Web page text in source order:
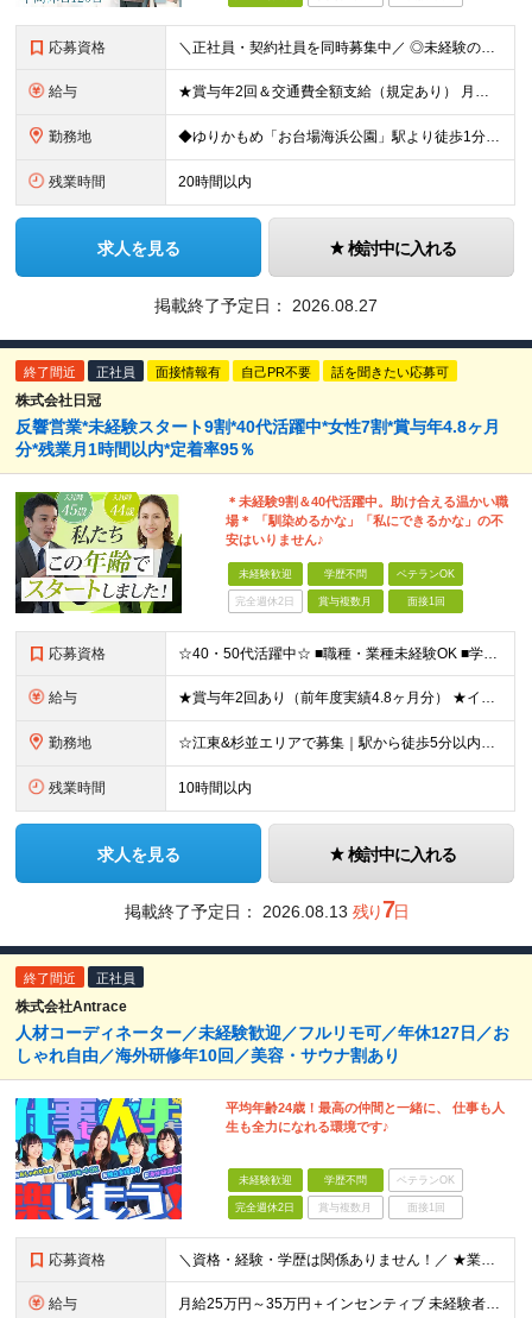
応募資格 ＼正社員・契約社員を同時募集中／ ◎未経験の方も歓迎！ ◎学歴・経験不問 ≪契約社員のみ更新あり≫ ※契約の更新 有（契約期間満了時に判断） ※3か月更新以降6か月更新。6か月後正社員登用試験の資格
給与 ★賞与年2回＆交通費全額支給（規定あり） 月給21万円～28万円＋賞与年2回＋交通費全額支給 ※経験・スキルを考慮の上、決定します ※残業代は全額支給します ※試用期間3ヶ月間あり（期間中の給与・
勤務地 ◆ゆりかもめ「お台場海浜公園」駅より徒歩1分の好立地！ 東京都港区台場2丁目3番5号台場ガーデンシティビル7階 ※雇用形態による勤務地の差異はありません (変更の範囲)上記を除く当社関連勤務地
残業時間 20時間以内
求人を見る 検討中に入れる
掲載終了予定日： 2026.08.27
終了間近 正社員 面接情報有 自己PR不要 話を聞きたい応募可
株式会社日冠
反響営業*未経験スタート9割*40代活躍中*女性7割*賞与年4.8ヶ月
分*残業月1時間以内*定着率95％
＊未経験9割＆40代活躍中。助け合える温かい職
場＊ 「馴染めるかな」「私にできるかな」の不
安はいりません♪
未経験歓迎 学歴不問 ベテランOK
完全週休2日 賞与複数月 面接1回
応募資格 ☆40・50代活躍中☆ ■職種・業種未経験OK ■学歴不問 ★パソコン操作が必要な業務はほぼなし！ 調べ物があれば事業所にいる事務スタッフが対応します。 ★30代・40代・50代の幅広い年代が活躍中
給与 ★賞与年2回あり（前年度実績4.8ヶ月分） ★インセンティブ毎月平均5万円 ≪インセンティブ≫ 互助会：1件成約につき2万2000円～4万3000円程度。 生命保険：1件成約につき1万円～4万円程度
勤務地 ☆江東&杉並エリアで募集｜駅から徒歩5分以内☆ □勤務地は相談可能です □転居を伴う転勤なし 【江東営業所】東京都江東区亀戸2-17-7 4F 【城西営業所】東京都杉並区高円寺北2-1-9 2F
残業時間 10時間以内
求人を見る 検討中に入れる
掲載終了予定日： 2026.08.13 残り7日
終了間近 正社員
株式会社Antrace
人材コーディネーター／未経験歓迎／フルリモ可／年休127日／お
しゃれ自由／海外研修年10回／美容・サウナ割あり
平均年齢24歳！最高の仲間と一緒に、 仕事も人
生も全力になれる環境です♪
未経験歓迎 学歴不問 ベテランOK
完全週休2日 賞与複数月 面接1回
応募資格 ＼資格・経験・学歴は関係ありません！／ ★業界・職種未経験歓迎！ ★第二新卒、既卒歓迎！ ★社会人未経験歓迎！ ―――――――――― こんな方におススメ！ ―――――――――― ◎ボードゲーム好き
給与 月給25万円～35万円＋インセンティブ 未経験者：月給25万円～＋インセンティブ 経験者：月給35万円～＋インセンティブ （※経験者は営業経験5年以上の方を想定） ※経験・スキルなどを考慮のうえ、